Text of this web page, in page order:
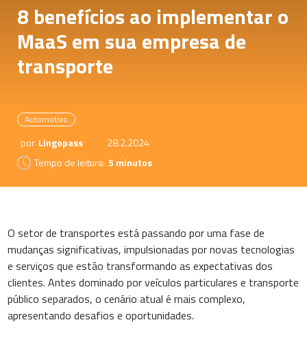
8 benefícios ao implementar o
MaaS em sua empresa de
transporte
Automotivo
por Lingopass
28.2.2024
Tempo de leitura: 5 minutos
O setor de transportes está passando por uma fase de
mudanças significativas, impulsionadas por novas tecnologias
e serviços que estão transformando as expectativas dos
clientes. Antes dominado por veículos particulares e transporte
público separados, o cenário atual é mais complexo,
apresentando desafios e oportunidades.